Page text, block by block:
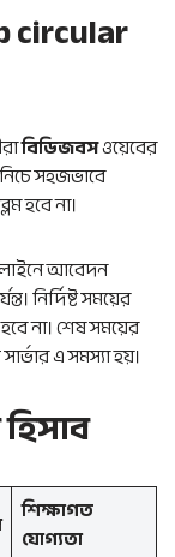
circular
বিডিজবসওয়েবের
সহজভাবে
হবে না।
আবেদন
নির্দিষ্ট সময়ের
না। শেষ সময়ের
এ সমস্যা হয়।
শিক্ষাগত
যোগ্যতা